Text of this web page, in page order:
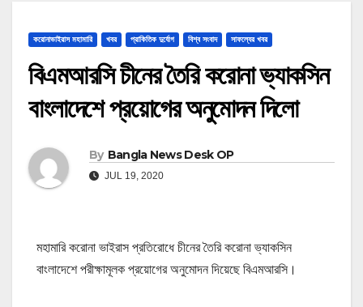
করোনাভাইরাস মহামারি খবর প্রাকিতিক দুর্যোগ বিশ্ব সংবাদ সাফল্যের খবর
বিএমআরসি চীনের তৈরি করোনা ভ্যাকসিন
বাংলাদেশে প্রয়োগের অনুমোদন দিলো
By Bangla News Desk OP
JUL 19, 2020
মহামারি করোনা ভাইরাস প্রতিরোধে চীনের তৈরি করোনা ভ্যাকসিন
বাংলাদেশে পরীক্ষামূলক প্রয়োগের অনুমোদন দিয়েছে বিএমআরসি।